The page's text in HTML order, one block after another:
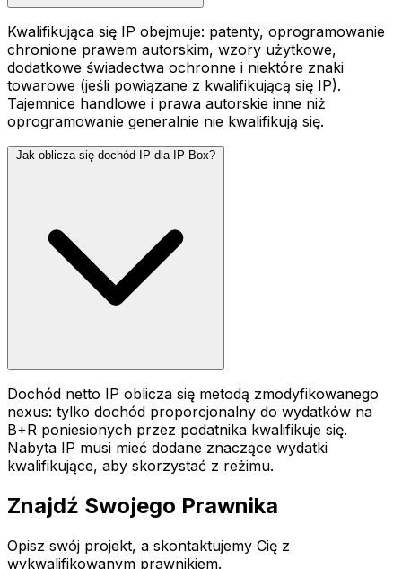
Kwalifikująca się IP obejmuje: patenty, oprogramowanie
chronione prawem autorskim, wzory użytkowe,
dodatkowe świadectwa ochronne i niektóre znaki
towarowe (jeśli powiązane z kwalifikującą się IP).
Tajemnice handlowe i prawa autorskie inne niż
oprogramowanie generalnie nie kwalifikują się.
Jak oblicza się dochód IP dla IP Box?
Dochód netto IP oblicza się metodą zmodyfikowanego
nexus: tylko dochód proporcjonalny do wydatków na
B+R poniesionych przez podatnika kwalifikuje się.
Nabyta IP musi mieć dodane znaczące wydatki
kwalifikujące, aby skorzystać z reżimu.
Znajdź Swojego Prawnika
Opisz swój projekt, a skontaktujemy Cię z
wykwalifikowanym prawnikiem.